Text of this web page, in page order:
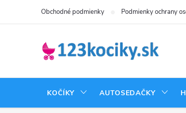
Obchodné podmienky Podmienky ochrany
KOČÍKY AUTOSEDAČKY